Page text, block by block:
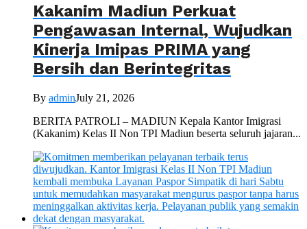
Kakanim Madiun Perkuat
Pengawasan Internal, Wujudkan
Kinerja Imipas PRIMA yang
Bersih dan Berintegritas
By adminJuly 21, 2026
BERITA PATROLI – MADIUN Kepala Kantor Imigrasi
(Kakanim) Kelas II Non TPI Madiun beserta seluruh jajaran...